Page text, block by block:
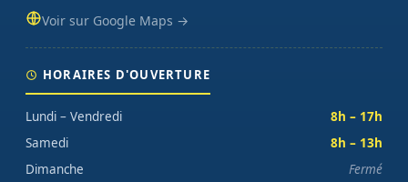
Voir sur Google Maps →
HORAIRES D'OUVERTURE
Lundi – Vendredi
8h – 17h
Samedi
8h – 13h
Dimanche
Fermé